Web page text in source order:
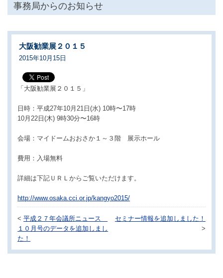
事務局からのお知らせ
大阪勧業展２０１５
2015年10月15日
「大阪勧業展２０１５」
日時：平成27年10月21日(水) 10時〜17時
10月22日(木) 9時30分〜16時
会場：マイドームおおさか１～３階 展示ホール
費用：入場無料
詳細は下記ＵＲＬからご覧いただけます。
http://www.osaka.cci.or.jp/kangyo2015/
<平成２７年会議所ニュース
１０月号のデータを追加しまし
た！
セミナー情報を追加しました！
>